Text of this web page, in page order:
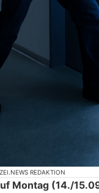
REDAKTION
Montag (14./